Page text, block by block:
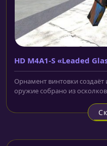
HD M4A1-S «Leaded
Орнамент винтовки
оружие собрано из